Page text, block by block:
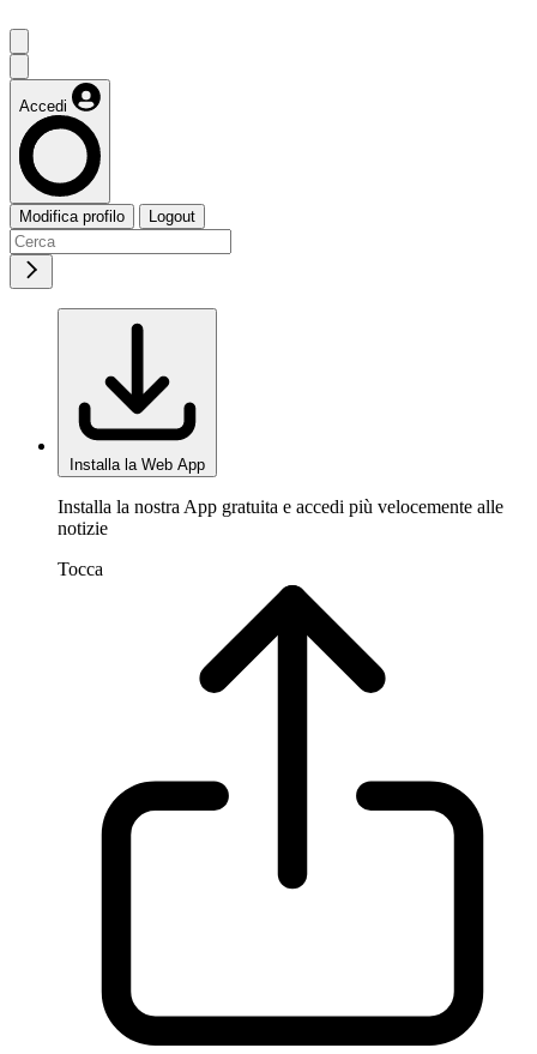
Accedi
Modifica profilo Logout
Installa la Web App
Installa la nostra App gratuita e accedi più velocemente alle
notizie
Tocca